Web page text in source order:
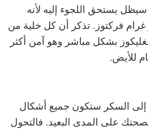
يستحق اللجوء إليه لأنه
فركتوز. تذكر أن كل خلية من
بشكل مباشر وهو آمن أكثر
للأيض.
إلى السكر ستكون جميع أشكال
على المدى البعيد. فالتحول